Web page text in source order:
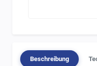
Beschreibung